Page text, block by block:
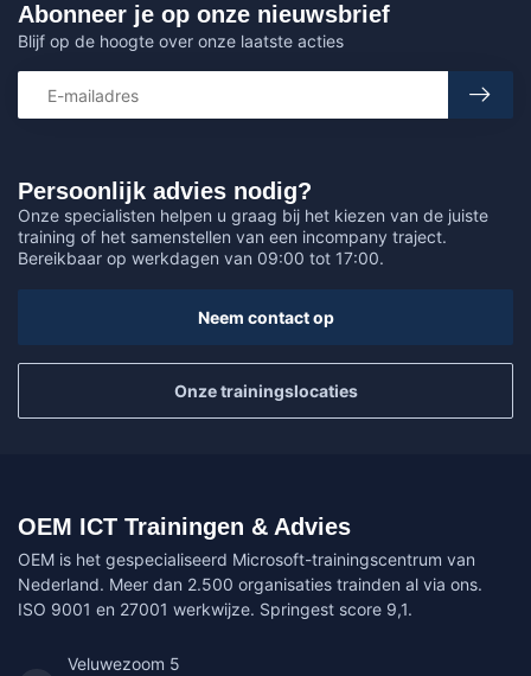
Persoonlijk advies nodig?
Onze specialisten helpen u graag bij het kiezen van de juiste
training of het samenstellen van een incompany traject.
Bereikbaar op werkdagen van 09:00 tot 17:00.
Neem contact op
Onze trainingslocaties
Abonneer je op onze nieuwsbrief
Blijf op de hoogte over onze laatste acties
OEM ICT Trainingen & Advies
OEM is het gespecialiseerd Microsoft-trainingscentrum van
Nederland. Meer dan 2.500 organisaties trainden al via ons.
ISO 9001 en 27001 werkwijze. Springest score 9,1.
Veluwezoom 5